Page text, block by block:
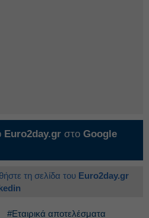
Euro2day.gr στο Google
τη σελίδα του Euro2day.gr
#Εταιρικά αποτελέσματα